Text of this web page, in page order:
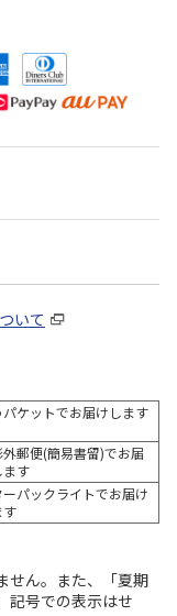
いて
パケットでお届けします
外郵便(簡易書留)でお届
ます
ーパックライトでお届け
す
せん。また、「夏期
記号での表示はせ